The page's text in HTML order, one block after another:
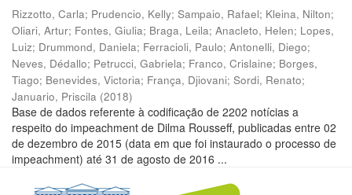
Rizzotto, Carla; Prudencio, Kelly; Sampaio, Rafael; Kleina, Nilton;
Oliari, Artur; Fontes, Giulia; Braga, Leila; Anacleto, Helen; Lopes,
Luiz; Drummond, Daniela; Ferracioli, Paulo; Antonelli, Diego;
Neves, Dédallo; Petrucci, Gabriela; Franco, Crislaine; Borges,
Tiago; Benevides, Victoria; França, Djiovani; Sordi, Renato;
Januario, Priscila (2018)
Base de dados referente à codificação de 2202 notícias a
respeito do impeachment de Dilma Rousseff, publicadas entre 02
de dezembro de 2015 (data em que foi instaurado o processo de
impeachment) até 31 de agosto de 2016 ...